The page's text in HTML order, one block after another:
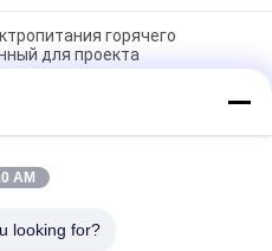
горячего
для проекта
формы стальные
заказ картиной
гальванизировали
AM
looking for?